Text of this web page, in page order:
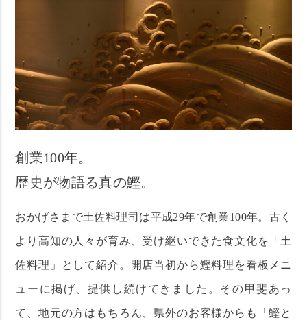
創業100年。
歴史が物語る真の鰹。
おかげさまで土佐料理司は平成29年で創業100年。古く
より高知の人々が育み、受け継いできた食文化を「土
佐料理」として紹介。開店当初から鰹料理を看板メニ
ューに掲げ、提供し続けてきました。その甲斐あっ
て、地元の方はもちろん、県外のお客様からも「鰹と